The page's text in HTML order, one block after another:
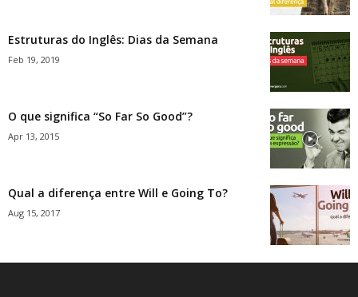
Estruturas do Inglês: Dias da Semana
Feb 19, 2019
O que significa “So Far So Good”?
Apr 13, 2015
Qual a diferença entre Will e Going To?
Aug 15, 2017